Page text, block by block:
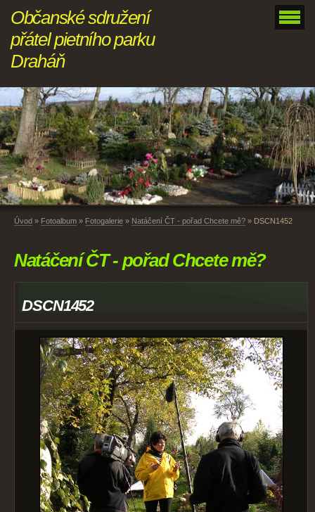
Občanské sdružení
přátel pietního parku
Draháň
Úvod » Fotoalbum » Fotogalerie » Natáčení ČT - pořad Chcete mě? » DSCN1452
Natáčení ČT - pořad Chcete mě?
DSCN1452